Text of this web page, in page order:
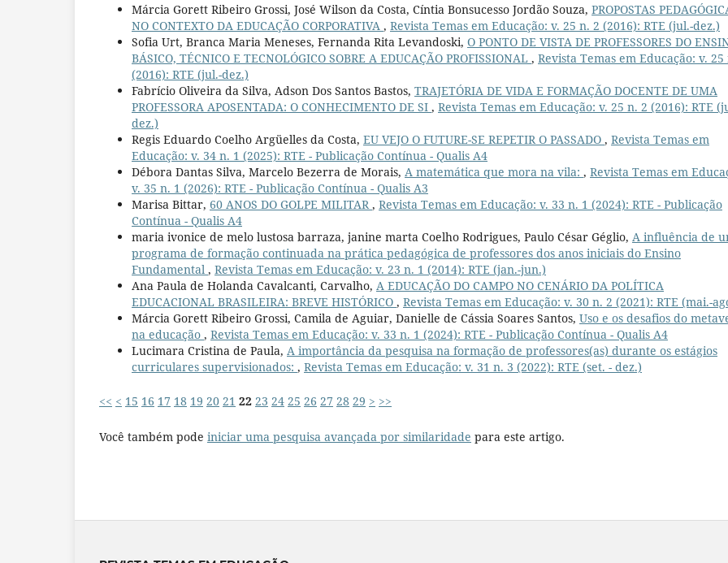
Márcia Gorett Ribeiro Grossi, José Wilson da Costa, Cíntia Bonsucesso Jordão Souza, PROPOSTAS
NO CONTEXTO DA EDUCAÇÃO CORPORATIVA , Revista Temas em Educação: v. 25 n. 2 (2016): RTE (jul.-dez.)
Sofia Urt, Branca Maria Meneses, Fernanda Rita Levandoski, O PONTO DE VISTA DE PROFESSORES DO
BÁSICO, TÉCNICO E TECNOLÓGICO SOBRE A EDUCAÇÃO PROFISSIONAL , Revista Temas em Educação: v. 25
(2016): RTE (jul.-dez.)
Fabrício Oliveira da Silva, Adson Dos Santos Bastos, TRAJETÓRIA DE VIDA E FORMAÇÃO DOCENTE DE UMA
PROFESSORA APOSENTADA: O CONHECIMENTO DE SI , Revista Temas em Educação: v. 25 n. 2 (2016): RTE
dez.)
Regis Eduardo Coelho Argüelles da Costa, EU VEJO O FUTURE-SE REPETIR O PASSADO , Revista Temas em
Educação: v. 34 n. 1 (2025): RTE - Publicação Contínua - Qualis A4
Débora Dantas Silva, Marcelo Bezerra de Morais, A matemática que mora na vila: , Revista Temas em
v. 35 n. 1 (2026): RTE - Publicação Contínua - Qualis A3
Marisa Bittar, 60 ANOS DO GOLPE MILITAR, Revista Temas em Educação: v. 33 n. 1 (2024): RTE - Publicação
Contínua - Qualis A4
maria ivonice de melo lustosa barraza, janine marta Coelho Rodrigues, Paulo César Géglio, A influência de
programa de formação continuada na prática pedagógica de professores dos anos iniciais do Ensino
Fundamental , Revista Temas em Educação: v. 23 n. 1 (2014): RTE (jan.-jun.)
Ana Paula de Holanda Cavalcanti, Carvalho, A EDUCAÇÃO DO CAMPO NO CENÁRIO DA POLÍTICA
EDUCACIONAL BRASILEIRA: BREVE HISTÓRICO , Revista Temas em Educação: v. 30 n. 2 (2021): RTE (mai.-
Márcia Gorett Ribeiro Grossi, Camila de Aguiar, Danielle de Cássia Soares Santos, Uso e os desafios do
na educação , Revista Temas em Educação: v. 33 n. 1 (2024): RTE - Publicação Contínua - Qualis A4
Lucimara Cristina de Paula, A importância da pesquisa na formação de professores(as) durante os estágios
curriculares supervisionados: , Revista Temas em Educação: v. 31 n. 3 (2022): RTE (set. - dez.)
<< < 15 16 17 18 19 20 21 22 23 24 25 26 27 28 29 > >>
Você também pode iniciar uma pesquisa avançada por similaridade para este artigo.